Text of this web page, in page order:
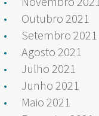
Outubro 2021
Setembro 2021
Agosto 2021
Julho 2021
Junho 2021
Maio 2021